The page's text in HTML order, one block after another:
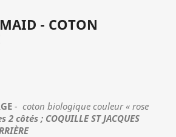
- COTON
- coton biologique couleur « rose
côtés ; COQUILLE ST JACQUES